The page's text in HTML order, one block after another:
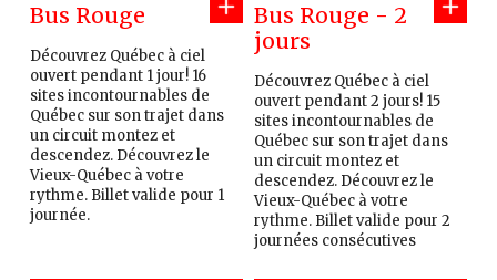
Bus Rouge
Découvrez Québec à ciel
ouvert pendant 1 jour! 16
sites incontournables de
Québec sur son trajet dans
un circuit montez et
descendez. Découvrez le
Vieux-Québec à votre
rythme. Billet valide pour 1
journée.
Bus Rouge - 2
jours
Découvrez Québec à ciel
ouvert pendant 2 jours! 15
sites incontournables de
Québec sur son trajet dans
un circuit montez et
descendez. Découvrez le
Vieux-Québec à votre
rythme. Billet valide pour 2
journées consécutives